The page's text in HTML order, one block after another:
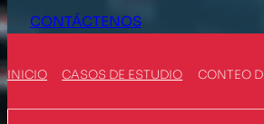
CONTÁCTENOS
INICIO CASOS DE ESTUDIO CONTEO